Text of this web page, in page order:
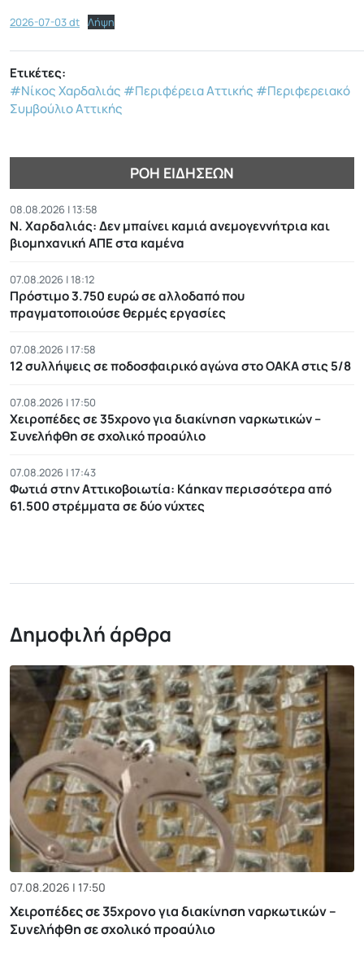
2026-07-03 dt Λήψη
Ετικέτες:
#Νίκος Χαρδαλιάς #Περιφέρεια Αττικής #Περιφερειακό
Συμβούλιο Αττικής
ΡΟΉ ΕΙΔΉΣΕΩΝ
08.08.2026 | 13:58
Ν. Χαρδαλιάς: Δεν μπαίνει καμιά ανεμογεννήτρια και
βιομηχανική ΑΠΕ στα καμένα
07.08.2026 | 18:12
Πρόστιμο 3.750 ευρώ σε αλλοδαπό που
πραγματοποιούσε θερμές εργασίες
07.08.2026 | 17:58
12 συλλήψεις σε ποδοσφαιρικό αγώνα στο ΟΑΚΑ στις 5/8
07.08.2026 | 17:50
Χειροπέδες σε 35χρονο για διακίνηση ναρκωτικών –
Συνελήφθη σε σχολικό προαύλιο
07.08.2026 | 17:43
Φωτιά στην Αττικοβοιωτία: Kάηκαν περισσότερα από
61.500 στρέμματα σε δύο νύχτες
Δημοφιλή άρθρα
07.08.2026 | 17:50
Χειροπέδες σε 35χρονο για διακίνηση ναρκωτικών –
Συνελήφθη σε σχολικό προαύλιο